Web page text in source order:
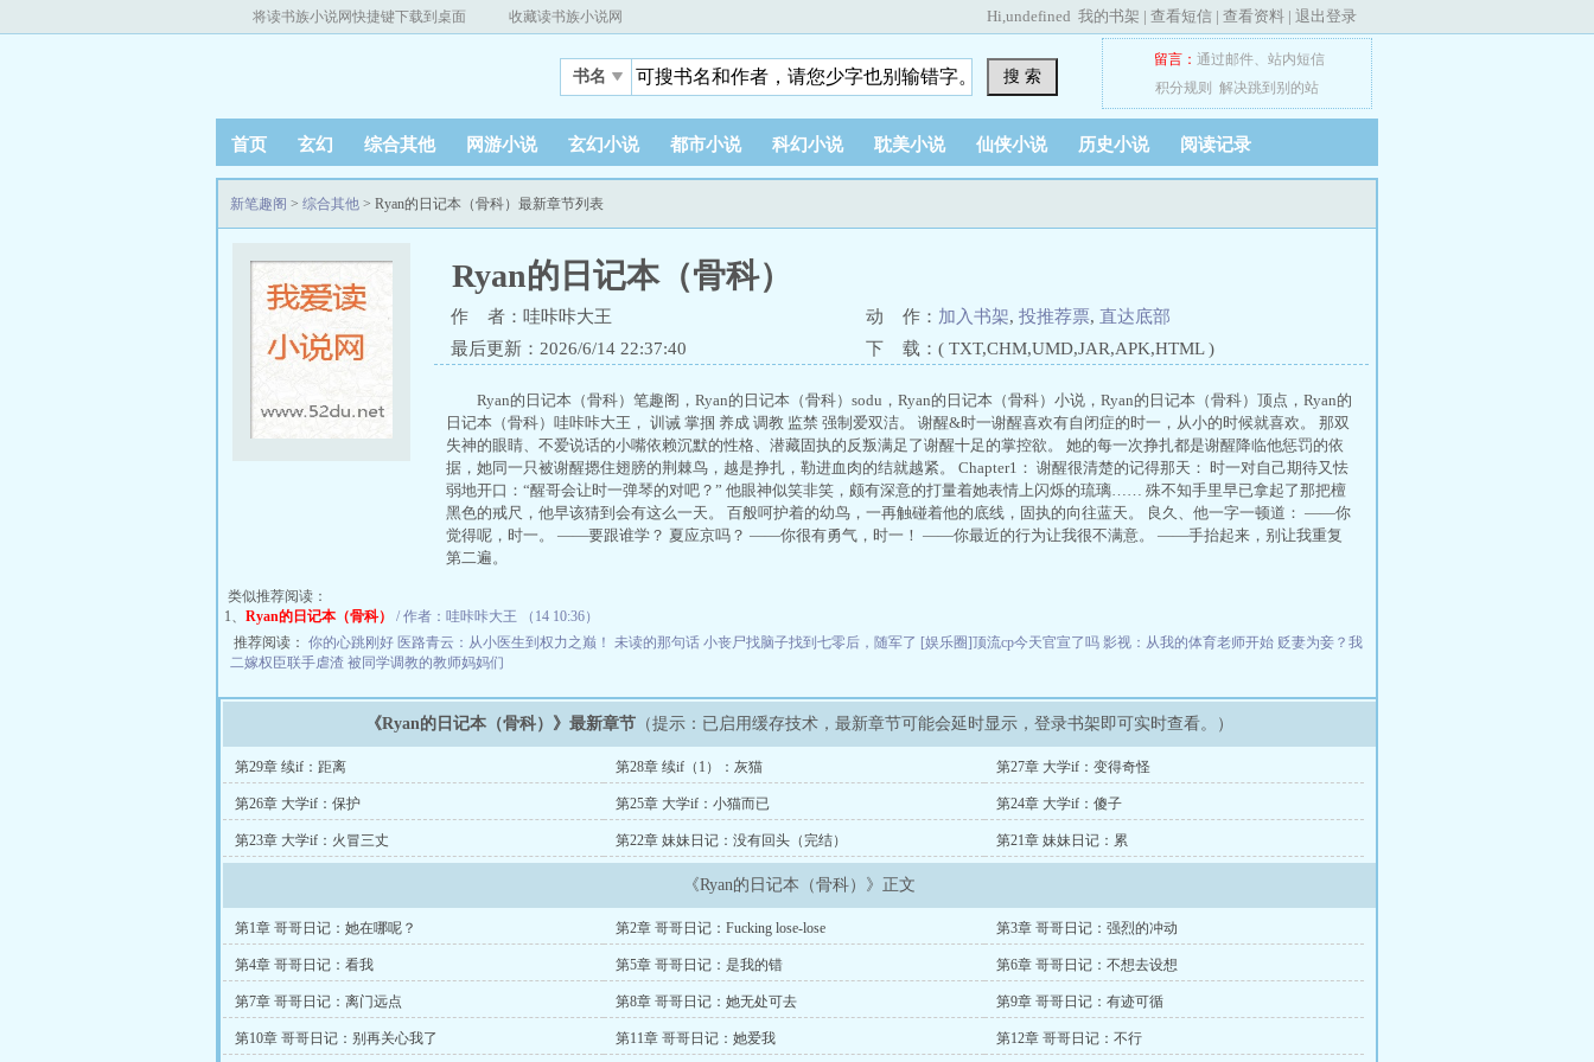
将读书族小说网快捷键下载到桌面 收藏读书族小说网 Hi,undefined 我的书架 | 查看短信 | 查看资料 | 退出登录
书名 搜 索
留言： 通过邮件、 站内短信
积分规则
解决跳到别的站
首页 玄幻 综合其他 网游小说 玄幻小说 都市小说 科幻小说 耽美小说 仙侠小说 历史小说 阅读记录
新笔趣阁 > 综合其他 > Ryan的日记本（骨科）最新章节列表
Ryan的日记本（骨科）
作 者：哇咔咔大王 动 作： 加入书架, 投推荐票, 直达底部
最后更新：2026/6/14 22:37:40
下 载：( TXT,CHM,UMD,JAR,APK,HTML )
Ryan的日记本（骨科）笔趣阁，Ryan的日记本（骨科）sodu，Ryan的日记本（骨科）小说，Ryan的日记本（骨科）顶点，Ryan的
日记本（骨科）哇咔咔大王， 训诫 掌掴 养成 调教 监禁 强制爱双洁。 谢醒&时一谢醒喜欢有自闭症的时一，从小的时候就喜欢。 那双
失神的眼睛、不爱说话的小嘴依赖沉默的性格、潜藏固执的反叛满足了谢醒十足的掌控欲。 她的每一次挣扎都是谢醒降临他惩罚的依
据，她同一只被谢醒摁住翅膀的荆棘鸟，越是挣扎，勒进血肉的结就越紧。 Chapter1： 谢醒很清楚的记得那天： 时一对自己期待又怯
弱地开口：“醒哥会让时一弹琴的对吧？” 他眼神似笑非笑，颇有深意的打量着她表情上闪烁的琉璃…… 殊不知手里早已拿起了那把檀
黑色的戒尺，他早该猜到会有这么一天。 百般呵护着的幼鸟，一再触碰着他的底线，固执的向往蓝天。 良久、他一字一顿道： ——你
觉得呢，时一。 ——要跟谁学？ 夏应京吗？ ——你很有勇气，时一！ ——你最近的行为让我很不满意。 ——手抬起来，别让我重复
第二遍。
类似推荐阅读：
1、 Ryan的日记本（骨科）
/ 作者：哇咔咔大王 （14 10:36）
推荐阅读： 你的心跳刚好 医路青云：从小医生到权力之巅！ 未读的那句话 小丧尸找脑子找到七零后，随军了 [娱乐圈]顶流cp今天官宣了吗 影视：从我的体育老师开始 贬妻为妾？我
二嫁权臣联手虐渣 被同学调教的教师妈妈们
《Ryan的日记本（骨科）》最新章节 （提示：已启用缓存技术，最新章节可能会延时显示，登录书架即可实时查看。）
第29章 续if：距离 第28章 续if（1）：灰猫 第27章 大学if：变得奇怪
第26章 大学if：保护 第25章 大学if：小猫而已 第24章 大学if：傻子
第23章 大学if：火冒三丈 第22章 妹妹日记：没有回头（完结） 第21章 妹妹日记：累
《Ryan的日记本（骨科）》正文
第1章 哥哥日记：她在哪呢？ 第2章 哥哥日记：Fucking lose-lose 第3章 哥哥日记：强烈的冲动
第4章 哥哥日记：看我 第5章 哥哥日记：是我的错 第6章 哥哥日记：不想去设想
第7章 哥哥日记：离门远点 第8章 哥哥日记：她无处可去 第9章 哥哥日记：有迹可循
第10章 哥哥日记：别再关心我了 第11章 哥哥日记：她爱我 第12章 哥哥日记：不行